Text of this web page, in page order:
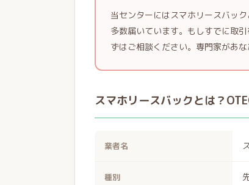
当センターにはスマホリースバッ
多数届いています。もしすでに取
ずはご相談ください。専門家があ
スマホリースバックとは？
業者名
種別